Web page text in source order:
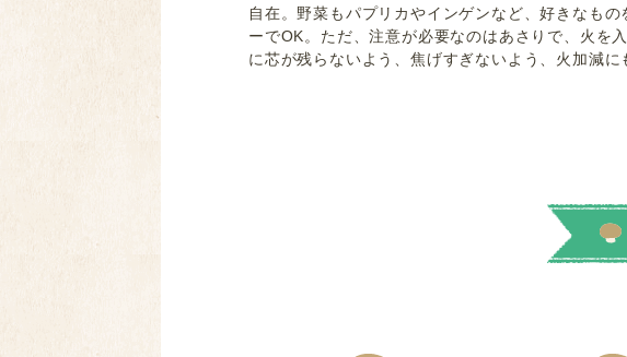
自在。野菜もパプリカやインゲンなど、好きなも
ーでOK。ただ、注意が必要なのはあさりで、火を
に芯が残らないよう、焦げすぎないよう、火加減に